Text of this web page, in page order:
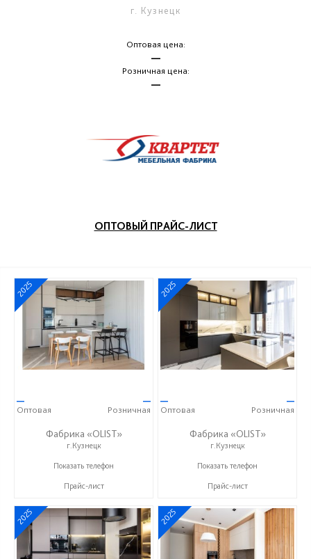
г. Кузнецк
Оптовая цена:
—
Розничная цена:
—
ОПТОВЫЙ ПРАЙС-ЛИСТ
2025
—
Оптовая
—
Розничная
Фабрика «OLIST»
г.Кузнецк
+7 937 412 77 79
Показать телефон
Прайс-лист
2025
—
Оптовая
—
Розничная
Фабрика «OLIST»
г.Кузнецк
+7 937 412 77 79
Показать телефон
Прайс-лист
2025 2025